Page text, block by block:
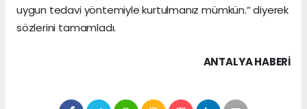
uygun tedavi yöntemiyle kurtulmanız mümkün.” diyerek
sözlerini tamamladı.
ANTALYA HABERİ